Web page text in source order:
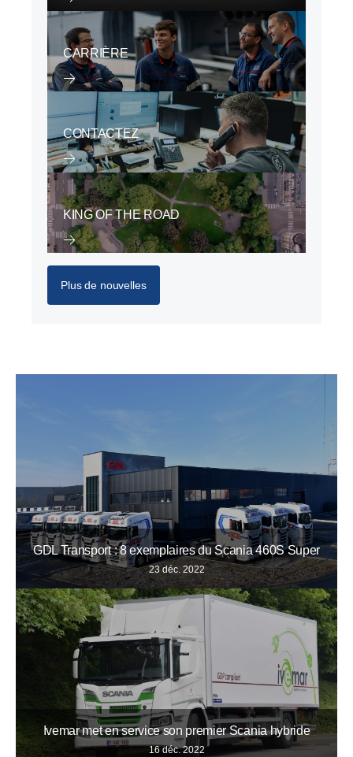
CARRIÈRE
CONTACTEZ
KING OF THE ROAD
Plus de nouvelles
GDL Transport : 8 exemplaires du Scania 460S Super
23 déc. 2022
Ivemar met en service son premier Scania hybride
16 déc. 2022